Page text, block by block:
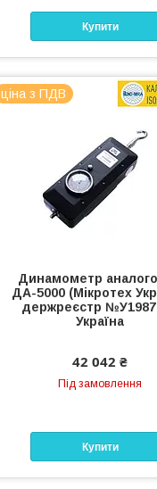
Купити
ціна з ПДВ
Динамометр
ДА-5000 (Мікротех
держреєстр
Україна
42 042 ₴
Під замовлення
Купити